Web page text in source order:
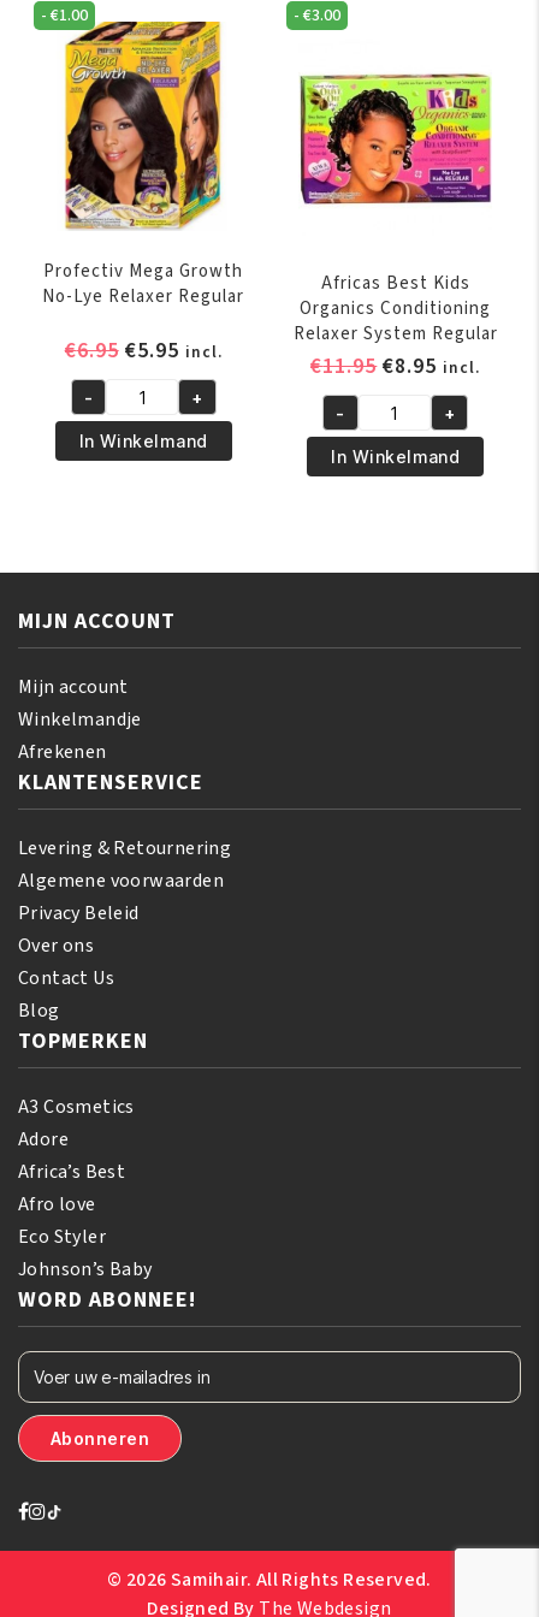
Regular
aantal
-€1.00
Profectiv Mega Growth
No-Lye Relaxer Regular
€6.95 Oorspronkelijke
was:
€6.95.
€5.95Huidige
prijs
is:
€5.95.
incl.
Profectiv
Mega
Growth
aantal
- +
In Winkelmand
-€3.00
Africas Best Kids
Organics Conditioning
Relaxer System Regular
€11.95
was:
€11.95.
€8.95 Huidige
prijs
is:
€8.95.
incl.
Africas
Best
Kids
Relaxer
aantal
- +
In Winkelmand
MIJN ACCOUNT
Mijn account
Winkelmandje
Afrekenen
KLANTENSERVICE
Levering & Retournering
Algemene voorwaarden
Privacy Beleid
Over ons
Contact Us
Blog
TOPMERKEN
A3 Cosmetics
Adore
Africa’s Best
Afro love
Eco Styler
Johnson’s Baby
WORD ABONNEE!
© 2026 Samihair. All Rights Reserved.
Designed By The Webdesign